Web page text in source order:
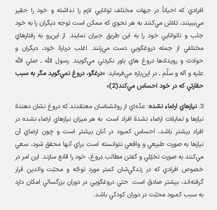
افرادي كه احياناً در جهات مختلف توانايي لازم را نداشته و خود را حقير
مي‌ببينند، تلاش مي‌كنند به هر نحوي كه ممكن است توجه ديگران را به خود
جلب و ناتوانايي خود را به اين طريق جبران نمايند. از اين‌رو به رفتارهاي
مختلفي از جمله دروغگويي دست مي‌زنند. اغلب دربارة خود، ديگران و
حوادث و رويدادها دروغ هاي باور نكردني مي‌گويند. رسول الله ـ صلي اللّه
عليه و آله و سلّم ـ در اين‌باره مي‌فرمايد:‌ «درغگو، دروغ نمي‌گويد مگر به سبب
حقارتي كه در خود احساس مي‌كند(2)
»
.نيازهاي ارضاء نشده: عدّه‌اي از روانشناسان معتقدند كه دروغ نشان دهندة
نيازها و تمايلات ارضاء نشدة افراد است. به هر ميزان نيازهاي ارضاء نشده در
افراد بيشتر باشد، احساس كمبود در آنان بيشتر است و چون ارضاي آن
نيازها به صورت طبيعي و واقعي نتوانسته است براي آنها محقق شود، سعي
مي‌كنند به صورت تخيّلي و گفتن مطالب دروغ، خود را قانع سازند.اين امر در
خصوص افرادي كه در زندگي‌شان كمتر مورد توجّه و محبّت والدين قرار
گرفته‌اند، بيشتر صادق است. حتي دروغگويي در دوران بزرگسالي امكان دارد
به سبب كمبود محبّت در دوران كودكي باشد.